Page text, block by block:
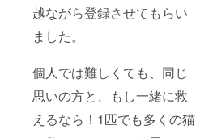
越ながら登録させてもらい
ました。
個人では難しくても、同じ
思いの方と、もし一緒に救
えるなら！1匹でも多くの猫